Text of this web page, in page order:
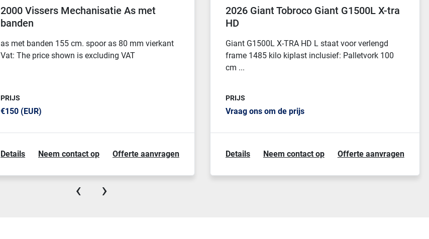
2000 Vissers Mechanisatie As met
banden
as met banden 155 cm. spoor as 80 mm vierkant
Vat: The price shown is excluding VAT
PRIJS
€150 (EUR)
Details Neem contact op Offerte aanvragen
2026 Giant Tobroco Giant G1500L X-tra
HD
Giant G1500L X-TRA HD L staat voor verlengd
frame 1485 kilo kiplast inclusief: Palletvork 100
cm ...
PRIJS
Vraag ons om de prijs
Details Neem contact op Offerte aanvragen
‹ ›